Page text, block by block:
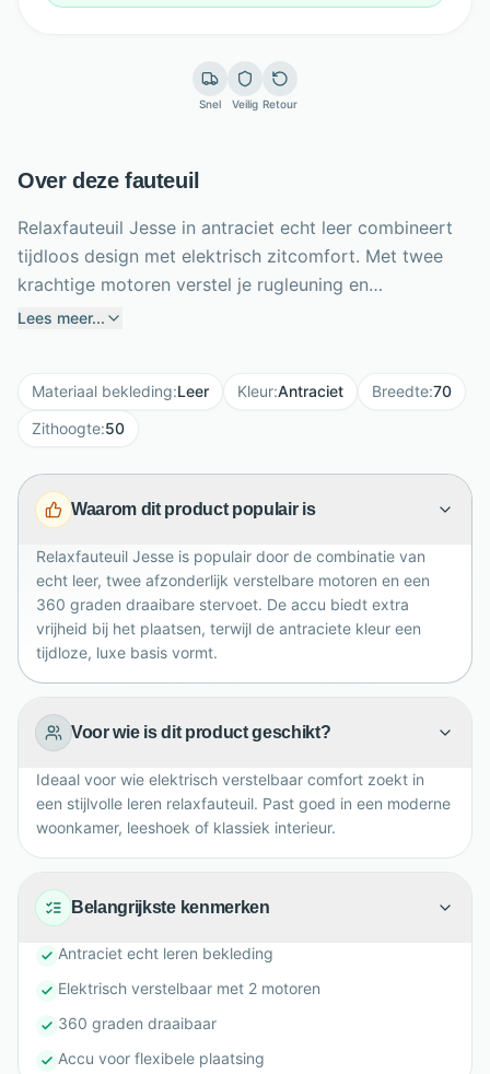
Snel Veilig Retour
Over deze fauteuil
Relaxfauteuil Jesse in antraciet echt leer combineert
tijdloos design met elektrisch zitcomfort. Met twee
krachtige motoren verstel je rugleuning en
voetensteun afzonderlijk voor jouw ideale zit- of
graden draaibare stervoet extra bewegingsvrijheid
biedt. Met een breedte van 70 cm, zithoogte van 50
dagelijks comfort. De slanke armleuningen en rechte
stiknaden zorgen voor een moderne uitstraling. Het
in zowel moderne als klassieke interieurs voor een
stijlvolle, comfortabele zithoek in ieder huis.
Lees meer...
Materiaal bekleding:Leer Kleur:Antraciet Breedte:70
Zithoogte:50
Waarom dit product populair is
Relaxfauteuil Jesse is populair door de combinatie van
echt leer, twee afzonderlijk verstelbare motoren en een
360 graden draaibare stervoet. De accu biedt extra
vrijheid bij het plaatsen, terwijl de antraciete kleur een
tijdloze, luxe basis vormt.
Voor wie is dit product geschikt?
Ideaal voor wie elektrisch verstelbaar comfort zoekt in
een stijlvolle leren relaxfauteuil. Past goed in een moderne
woonkamer, leeshoek of klassiek interieur.
Belangrijkste kenmerken
Antraciet echt leren bekleding
Elektrisch verstelbaar met 2 motoren
360 graden draaibaar
Accu voor flexibele plaatsing